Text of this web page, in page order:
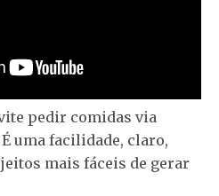
pedir comidas via
uma facilidade, claro,
mais fáceis de gerar